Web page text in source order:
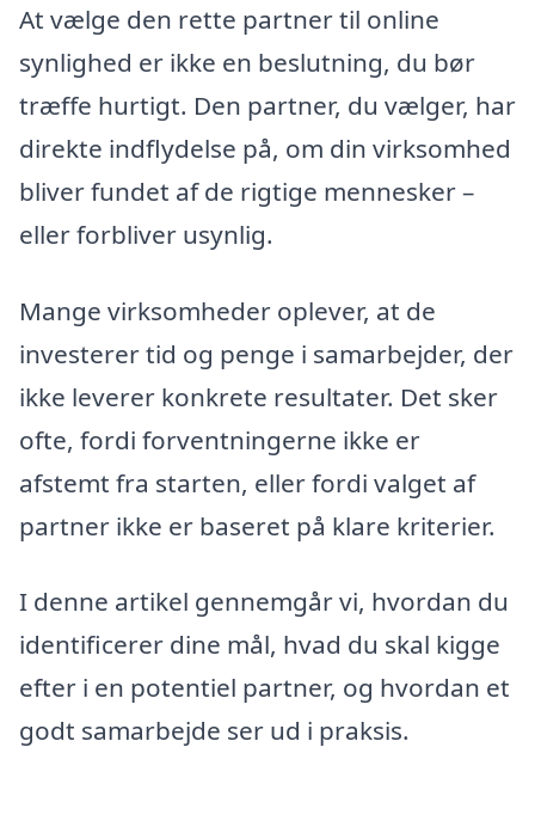
At vælge den rette partner til online
synlighed er ikke en beslutning, du bør
træffe hurtigt. Den partner, du vælger, har
direkte indflydelse på, om din virksomhed
bliver fundet af de rigtige mennesker –
eller forbliver usynlig.
Mange virksomheder oplever, at de
investerer tid og penge i samarbejder, der
ikke leverer konkrete resultater. Det sker
ofte, fordi forventningerne ikke er
afstemt fra starten, eller fordi valget af
partner ikke er baseret på klare kriterier.
I denne artikel gennemgår vi, hvordan du
identificerer dine mål, hvad du skal kigge
efter i en potentiel partner, og hvordan et
godt samarbejde ser ud i praksis.